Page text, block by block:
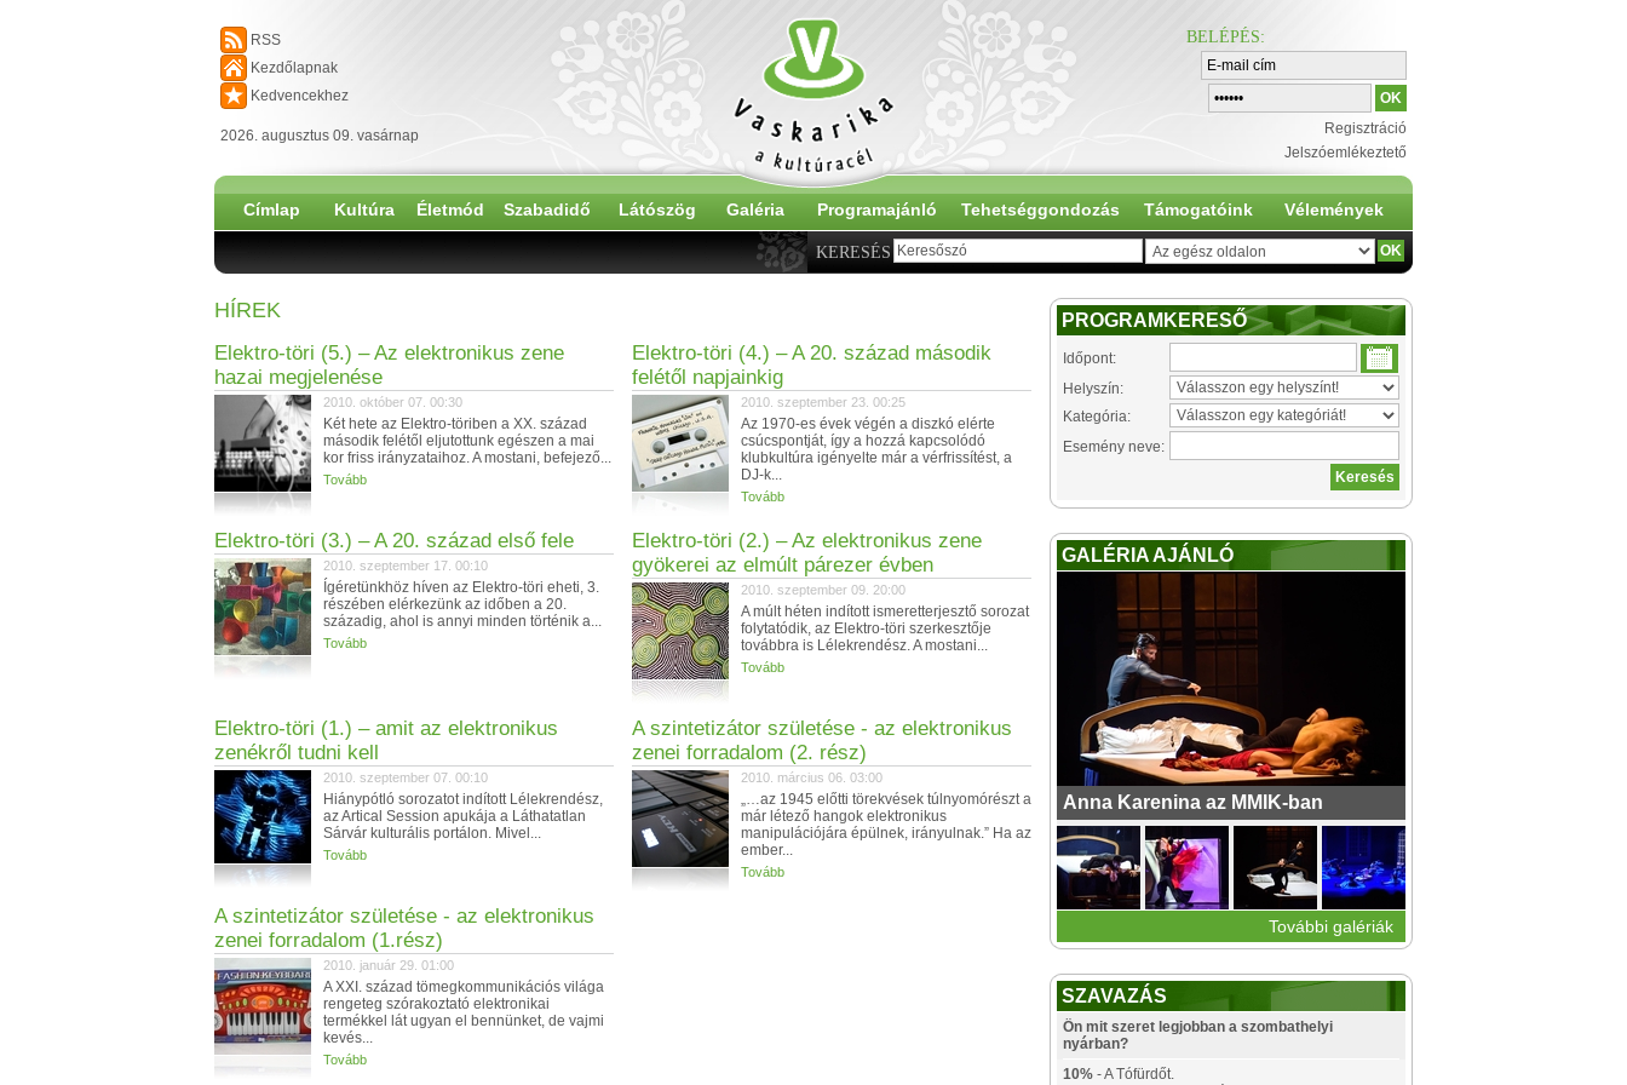
RSS
Kezdőlapnak
Kedvencekhez
2026. augusztus 09. vasárnap
BELÉPÉS:
Regisztráció
Jelszóemlékeztető
Címlap Kultúra Életmód Szabadidő Látószög Galéria Programajánló Tehetséggondozás Támogatóink Vélemények
KERESÉS
HÍREK
Elektro-töri (5.) – Az elektronikus zene
hazai megjelenése
2010. október 07. 00:30
Két hete az Elektro-töriben a XX. század
második felétől eljutottunk egészen a mai
kor friss irányzataihoz. A mostani, befejező...
Tovább
Elektro-töri (4.) – A 20. század második
felétől napjainkig
2010. szeptember 23. 00:25
Az 1970-es évek végén a diszkó elérte
csúcspontját, így a hozzá kapcsolódó
klubkultúra igényelte már a vérfrissítést, a
DJ-k...
Tovább
Elektro-töri (3.) – A 20. század első fele
2010. szeptember 17. 00:10
Ígéretünkhöz híven az Elektro-töri eheti, 3.
részében elérkezünk az időben a 20.
századig, ahol is annyi minden történik a...
Tovább
Elektro-töri (2.) – Az elektronikus zene
gyökerei az elmúlt párezer évben
2010. szeptember 09. 20:00
A múlt héten indított ismeretterjesztő sorozat
folytatódik, az Elektro-töri szerkesztője
továbbra is Lélekrendész. A mostani...
Tovább
Elektro-töri (1.) – amit az elektronikus
zenékről tudni kell
2010. szeptember 07. 00:10
Hiánypótló sorozatot indított Lélekrendész,
az Artical Session apukája a Láthatatlan
Sárvár kulturális portálon. Mivel...
Tovább
A szintetizátor születése - az elektronikus
zenei forradalom (2. rész)
2010. március 06. 03:00
„…az 1945 előtti törekvések túlnyomórészt a
már létező hangok elektronikus
manipulációjára épülnek, irányulnak.” Ha az
ember...
Tovább
A szintetizátor születése - az elektronikus
zenei forradalom (1.rész)
2010. január 29. 01:00
A XXI. század tömegkommunikációs világa
rengeteg szórakoztató elektronikai
termékkel lát ugyan el bennünket, de vajmi
kevés...
Tovább
PROGRAMKERESŐ
Időpont:
Helyszín:
Kategória:
Esemény neve:
GALÉRIA AJÁNLÓ
Anna Karenina az MMIK-ban
További galériák
SZAVAZÁS
Ön mit szeret legjobban a szombathelyi
nyárban?
10% - A Tófürdőt.